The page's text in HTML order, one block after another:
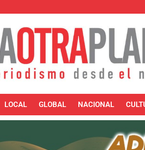
LOCAL GLOBAL NACIONAL